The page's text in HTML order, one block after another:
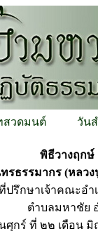
สวดมนต์ วัน
พิธีวางฤกษ์
รธรรมากร (หลว
ปรึกษาเจ้าคณะอำ
ตำบลมหาชัย
ศุกร์ ที่ ๒๒ เดือน